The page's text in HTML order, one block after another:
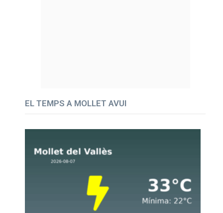
EL TEMPS A MOLLET AVUI